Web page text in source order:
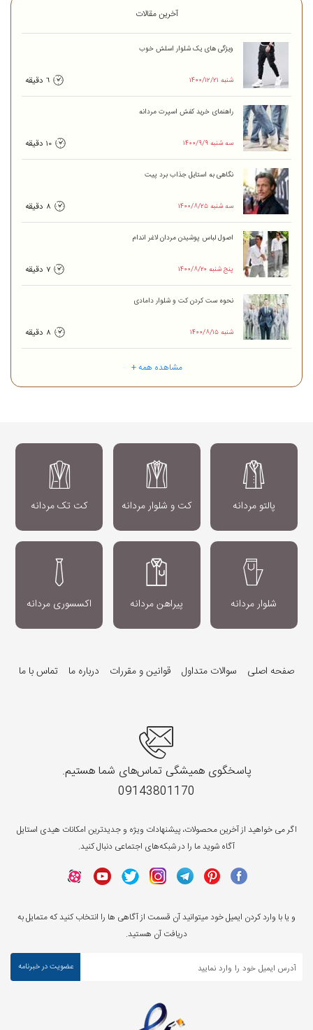
آخرین مقالات
ویژگی های یک شلوار اسلش خوب
۱۴۰۰/۱۲/۲۱ شنبه 6 دقیقه
راهنمای خرید کفش اسپرت مردانه
۱۴۰۰/۹/۹ سه شنبه 10 دقیقه
نگاهی به‌ استایل جذاب برد پیت
۱۴۰۰/۸/۲۵ سه شنبه 8 دقیقه
اصول لباس پوشیدن مردان لاغر اندام
۱۴۰۰/۸/۲۰ پنج شنبه 7 دقیقه
نحوه ست کردن کت و شلوار دامادی
۱۴۰۰/۸/۱۵ شنبه 8 دقیقه
مشاهده همه +
پالتو مردانه کت و شلوار مردانه کت تک مردانه
شلوار مردانه پیراهن مردانه اکسسوری مردانه
صفحه اصلی سوالات متداول قوانین و مقررات درباره ما تماس با ما
پاسخگوی همیشگی تماس‌های شما هستیم.
09143801170
اگر می خواهید از آخرین محصولات، پیشنهادات ویژه و جدیدترین امکانات هیدی استایل
آگاه شوید ما را در شبکه‌های اجتماعی دنبال کنید.
و یا با وارد کردن ایمیل خود میتوانید آن قسمت از آگاهی ها را انتخاب کنید که متمایل به
دریافت آن هستید.
عضویت در خبرنامه